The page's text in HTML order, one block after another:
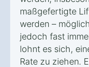
maßgefertigte
werden –
jedoch fast
lohnt es sich,
Rate zu ziehen.